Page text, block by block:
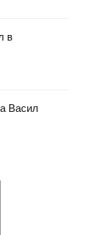
в
Васил